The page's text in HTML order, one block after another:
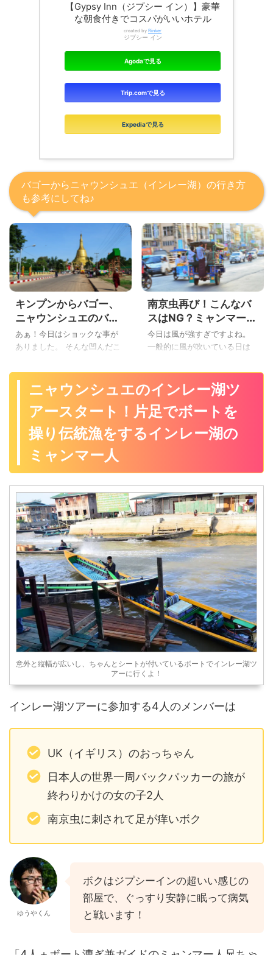
【Gypsy Inn（ジプシー イン）】豪華
な朝食付きでコスパがいいホテル
created by Rinker
ジプシー イン
Agodaで見る
Trip.comで見る
Expediaで見る
バゴーからニャウンシュエ（インレー湖）の行き方
も参考にしてね♪
キンプンからバゴー、
ニャウンシュエのバス
情報！旅行者が気をつ
けたいバゴーの街の観
あぁ！今日はショックな事が
ありました。 そんな凹んだこ
チャイティーヨー・パゴダの
ゴールデンロックを観光しま
したね(*´ω`*) キンプンに戻っ
てから、「インレー湖がある
には「バゴー」の街に行かな
ければなりません！ 今日は
「キンプンからバゴー、ニャ
ウンシュエのバス情報！旅行
者が気をつけたいバゴーの街
の観光」について紹介するよ♪
キンプンからバゴーへの行き
方はバスではなくバンで乗り
場や注意点 翌朝キンプンの宿
シーサーゲストハウスで朝食
を食べ、次の目的地のニ ...
南京虫再び！こんなバ
スはNG？ミャンマーの
ローカルバスで気をつ
ける点を説明するよ
今日は風が強すぎですよね。
一般的に風が吹いている日は
とに約1℃ずつ低くなるという
説がありますが、南国から帰
って来た人には1℃どころでは
なく・・・そのままお迎えが
せてくれます。こんにちは
した！ ミャンマーのバゴーか
らニャウンシュエ（インレー
湖）に行くバスで、寒さで死
にかけたのですよ(´･ω･`) 今日
は「ちょ！！ミャンマーでま
たまた南京虫さんに再会！？
ミャンマーのローカルバスで
気をつける点とは ...
ニャウンシュエのインレー湖ツ
アースタート！片足でボートを
操り伝統漁をするインレー湖の
ミャンマー人
意外と縦幅が広いし、ちゃんとシートが付いているボートでインレー湖ツ
アーに行くよ！
インレー湖ツアーに参加する4人のメンバーは
UK（イギリス）のおっちゃん
日本人の世界一周バックパッカーの旅が
終わりかけの女の子2人
南京虫に刺されて足が痒いボク
ゆうやくん
ボクはジプシーインの超いい感じの
部屋で、ぐっすり安静に眠って病気
と戦います！